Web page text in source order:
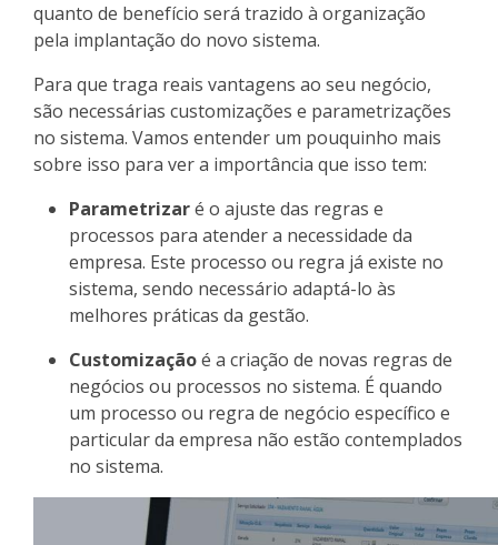
quanto de benefício será trazido à organização
pela implantação do novo sistema.
Para que traga reais vantagens ao seu negócio,
são necessárias customizações e parametrizações
no sistema. Vamos entender um pouquinho mais
sobre isso para ver a importância que isso tem:
Parametrizaré o ajuste das regras e
processos para atender a necessidade da
empresa. Este processo ou regra já existe no
sistema, sendo necessário adaptá-lo às
melhores práticas da gestão.
Customizaçãoé a criação de novas regras de
negócios ou processos no sistema. É quando
um processo ou regra de negócio específico e
particular da empresa não estão contemplados
no sistema.